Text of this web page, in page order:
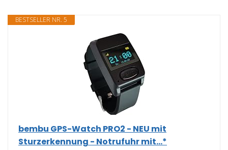
BESTSELLER NR. 5
bembu GPS-Watch PRO2 - NEU mit
Sturzerkennung - Notrufuhr mit...*